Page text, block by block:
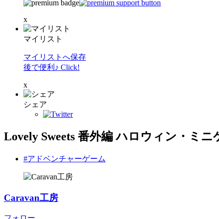
x
マイリスト
マイリストへ保存
後で便利♪ Click!
x
シェア
Lovely Sweets 番外編 ハロウィン・ミニ
#アドベンチャーゲーム
Caravan工房